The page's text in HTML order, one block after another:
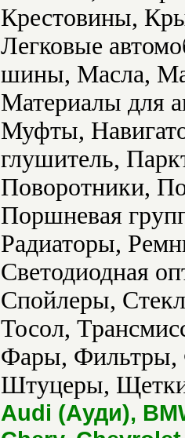
Крестовины,
Легковые
шины, Масла,
Материалы для
Муфты,
глушитель,
Поворотники,
Поршневая
Радиаторы,
Светодиодная
Спойлеры,
Тосол,
Фары,
Штуцеры,
Audi (Ауди),